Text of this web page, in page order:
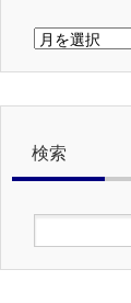
以
の
検索